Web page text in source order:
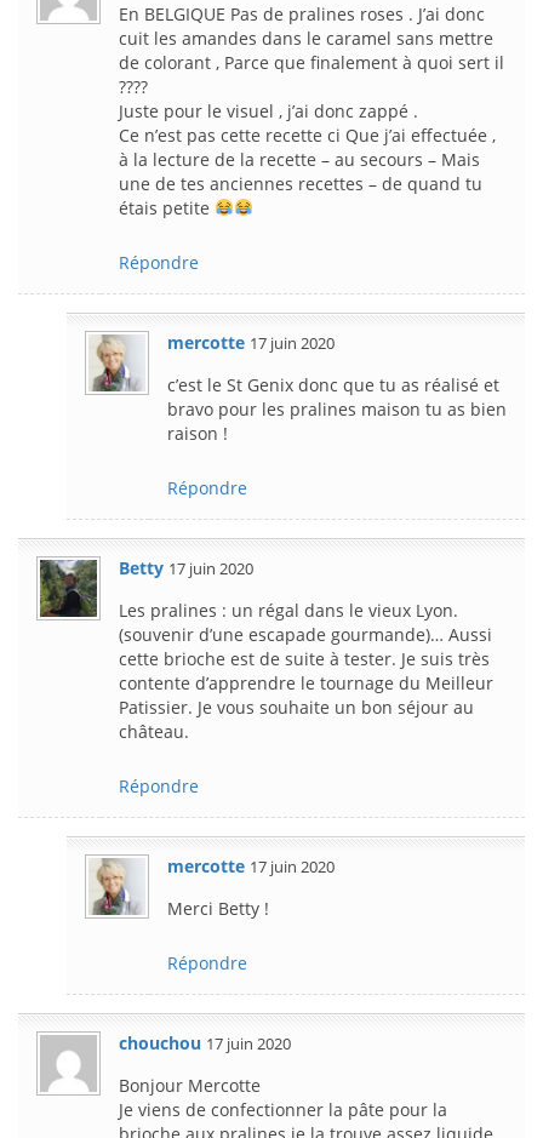
En BELGIQUE Pas de pralines roses . J’ai donc
cuit les amandes dans le caramel sans mettre
de colorant , Parce que finalement à quoi sert il
????
Juste pour le visuel , j’ai donc zappé .
Ce n’est pas cette recette ci Que j’ai effectuée ,
à la lecture de la recette – au secours – Mais
une de tes anciennes recettes – de quand tu
étais petite
Répondre
mercotte 17 juin 2020
c’est le St Genix donc que tu as réalisé et
bravo pour les pralines maison tu as bien
raison !
Répondre
Betty 17 juin 2020
Les pralines : un régal dans le vieux Lyon.
(souvenir d’une escapade gourmande)… Aussi
cette brioche est de suite à tester. Je suis très
contente d’apprendre le tournage du Meilleur
Patissier. Je vous souhaite un bon séjour au
château.
Répondre
mercotte 17 juin 2020
Merci Betty !
Répondre
chouchou 17 juin 2020
Bonjour Mercotte
Je viens de confectionner la pâte pour la